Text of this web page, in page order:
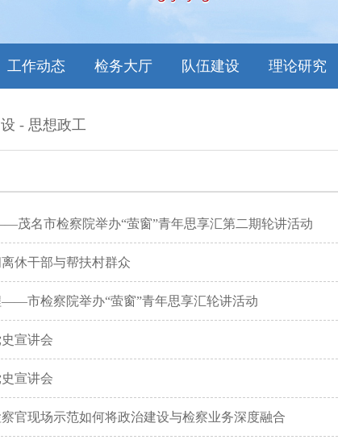
工作动态
图片新闻
媒体播报
检务大厅
工作报告
公益诉讼
队伍建设 理论研究
- 思想政工
茂名市检察院举办“萤窗”青年思享汇第二期轮讲活动
休干部与帮扶村群众
市检察院举办“萤窗”青年思享汇轮讲活动
宣讲会
宣讲会
察官现场示范如何将政治建设与检察业务深度融合